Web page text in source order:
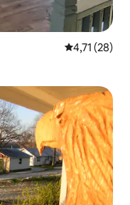
Gemiddelde
4,71 (28)